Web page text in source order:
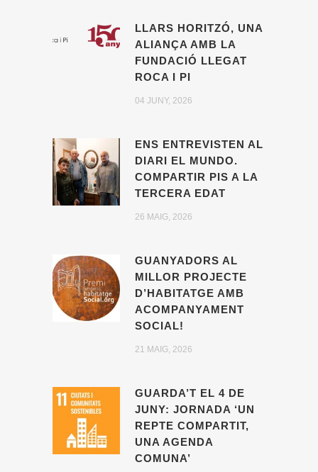
LLARS HORITZÓ, UNA
ALIANÇA AMB LA
FUNDACIÓ LLEGAT
ROCA I PI
04 JUNY, 2026
ENS ENTREVISTEN AL
DIARI EL MUNDO.
COMPARTIR PIS A LA
TERCERA EDAT
26 MAIG, 2026
GUANYADORS AL
MILLOR PROJECTE
D’HABITATGE AMB
ACOMPANYAMENT
SOCIAL!
21 MAIG, 2026
GUARDA’T EL 4 DE
JUNY: JORNADA ‘UN
REPTE COMPARTIT,
UNA AGENDA
COMUNA’